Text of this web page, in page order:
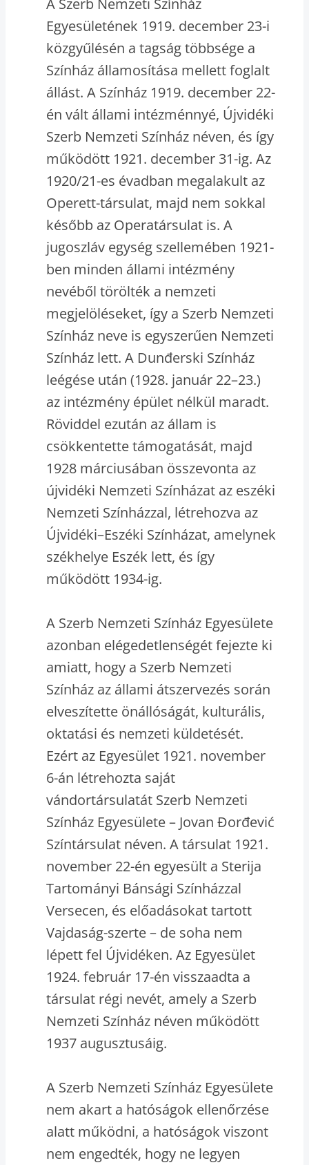
A Szerb Nemzeti Színház
Egyesületének 1919. december 23-i
közgyűlésén a tagság többsége a
Színház államosítása mellett foglalt
állást. A Színház 1919. december 22-
én vált állami intézménnyé, Újvidéki
Szerb Nemzeti Színház néven, és így
működött 1921. december 31-ig. Az
1920/21-es évadban megalakult az
Operett-társulat, majd nem sokkal
később az Operatársulat is. A
jugoszláv egység szellemében 1921-
ben minden állami intézmény
nevéből törölték a nemzeti
megjelöléseket, így a Szerb Nemzeti
Színház neve is egyszerűen Nemzeti
Színház lett. A Dunđerski Színház
leégése után (1928. január 22–23.)
az intézmény épület nélkül maradt.
Röviddel ezután az állam is
csökkentette támogatását, majd
1928 márciusában összevonta az
újvidéki Nemzeti Színházat az eszéki
Nemzeti Színházzal, létrehozva az
Újvidéki–Eszéki Színházat, amelynek
székhelye Eszék lett, és így
működött 1934-ig.
A Szerb Nemzeti Színház Egyesülete
azonban elégedetlenségét fejezte ki
amiatt, hogy a Szerb Nemzeti
Színház az állami átszervezés során
elveszítette önállóságát, kulturális,
oktatási és nemzeti küldetését.
Ezért az Egyesület 1921. november
6-án létrehozta saját
vándortársulatát Szerb Nemzeti
Színház Egyesülete – Jovan Đorđević
Színtársulat néven. A társulat 1921.
november 22-én egyesült a Sterija
Tartományi Bánsági Színházzal
Versecen, és előadásokat tartott
Vajdaság-szerte – de soha nem
lépett fel Újvidéken. Az Egyesület
1924. február 17-én visszaadta a
társulat régi nevét, amely a Szerb
Nemzeti Színház néven működött
1937 augusztusáig.
A Szerb Nemzeti Színház Egyesülete
nem akart a hatóságok ellenőrzése
alatt működni, a hatóságok viszont
nem engedték, hogy ne legyen